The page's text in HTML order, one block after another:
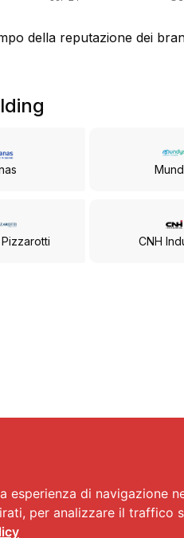
esperienza di navigazione
per analizzare il traffico
della reputazione dei
CNH